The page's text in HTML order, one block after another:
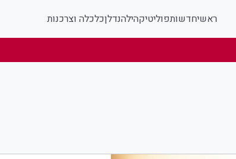
ראשיחדשותפוליטיקהילהנדלןכלכלה וצרכנות